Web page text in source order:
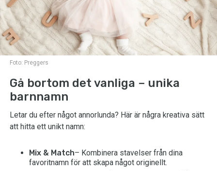
Foto: Preggers
Gå bortom det vanliga – unika
barnnamn
Letar du efter något annorlunda? Här är några kreativa sätt
att hitta ett unikt namn:
Mix & Match– Kombinera stavelser från dina
favoritnamn för att skapa något originellt.